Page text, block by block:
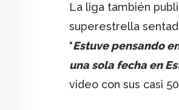
La liga también
superestrella
"Estuve pensando
una sola fecha en
video con sus casi